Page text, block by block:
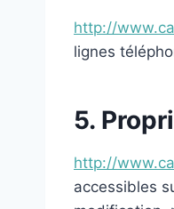
http://
lignes
5.
http://
accessibles